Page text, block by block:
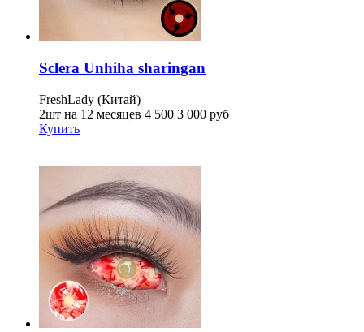
Sclera Unhiha sharingan
FreshLady (Китай)
2шт на 12 месяцев 4 500 3 000 руб
Купить